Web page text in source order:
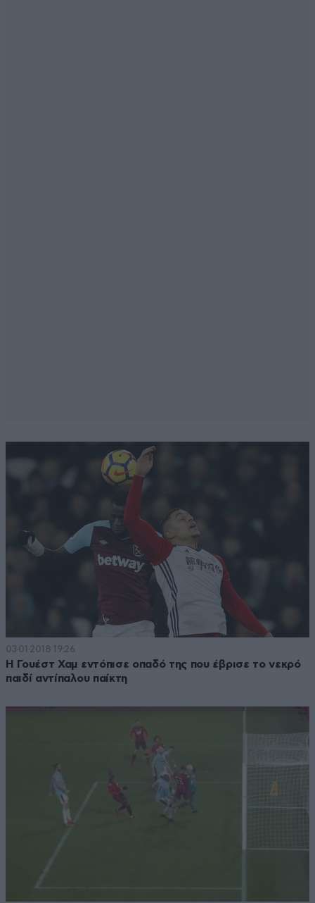
03·01·2018 19:26
Η Γουέστ Χαμ εντόπισε οπαδό της που έβρισε το νεκρό
παιδί αντίπαλου παίκτη